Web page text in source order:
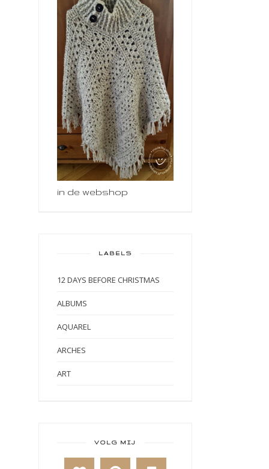
in de webshop
LABELS
12 DAYS BEFORE CHRISTMAS
ALBUMS
AQUAREL
ARCHES
ART
VOLG MIJ